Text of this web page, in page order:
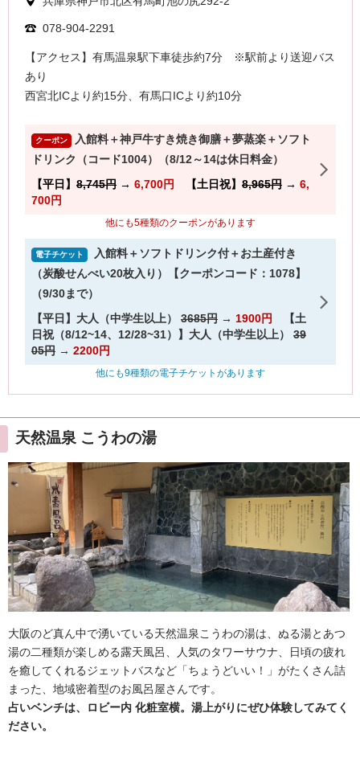
天然温泉 こうわの湯
大阪のど真ん中で湧いている天然温泉こうわの湯は、ぬる湯とあつ
湯の二種類が楽しめる露天風呂、人気のタワーサウナ、日頃の疲れ
を癒してくれるジェットバスなど「ちょうどいい！」がたくさん詰
まった、地域密着型のお風呂屋さんです。
占いベンチは、
ロビー内 化粧室横。湯上がりにぜひ体験してみてく
ださい。